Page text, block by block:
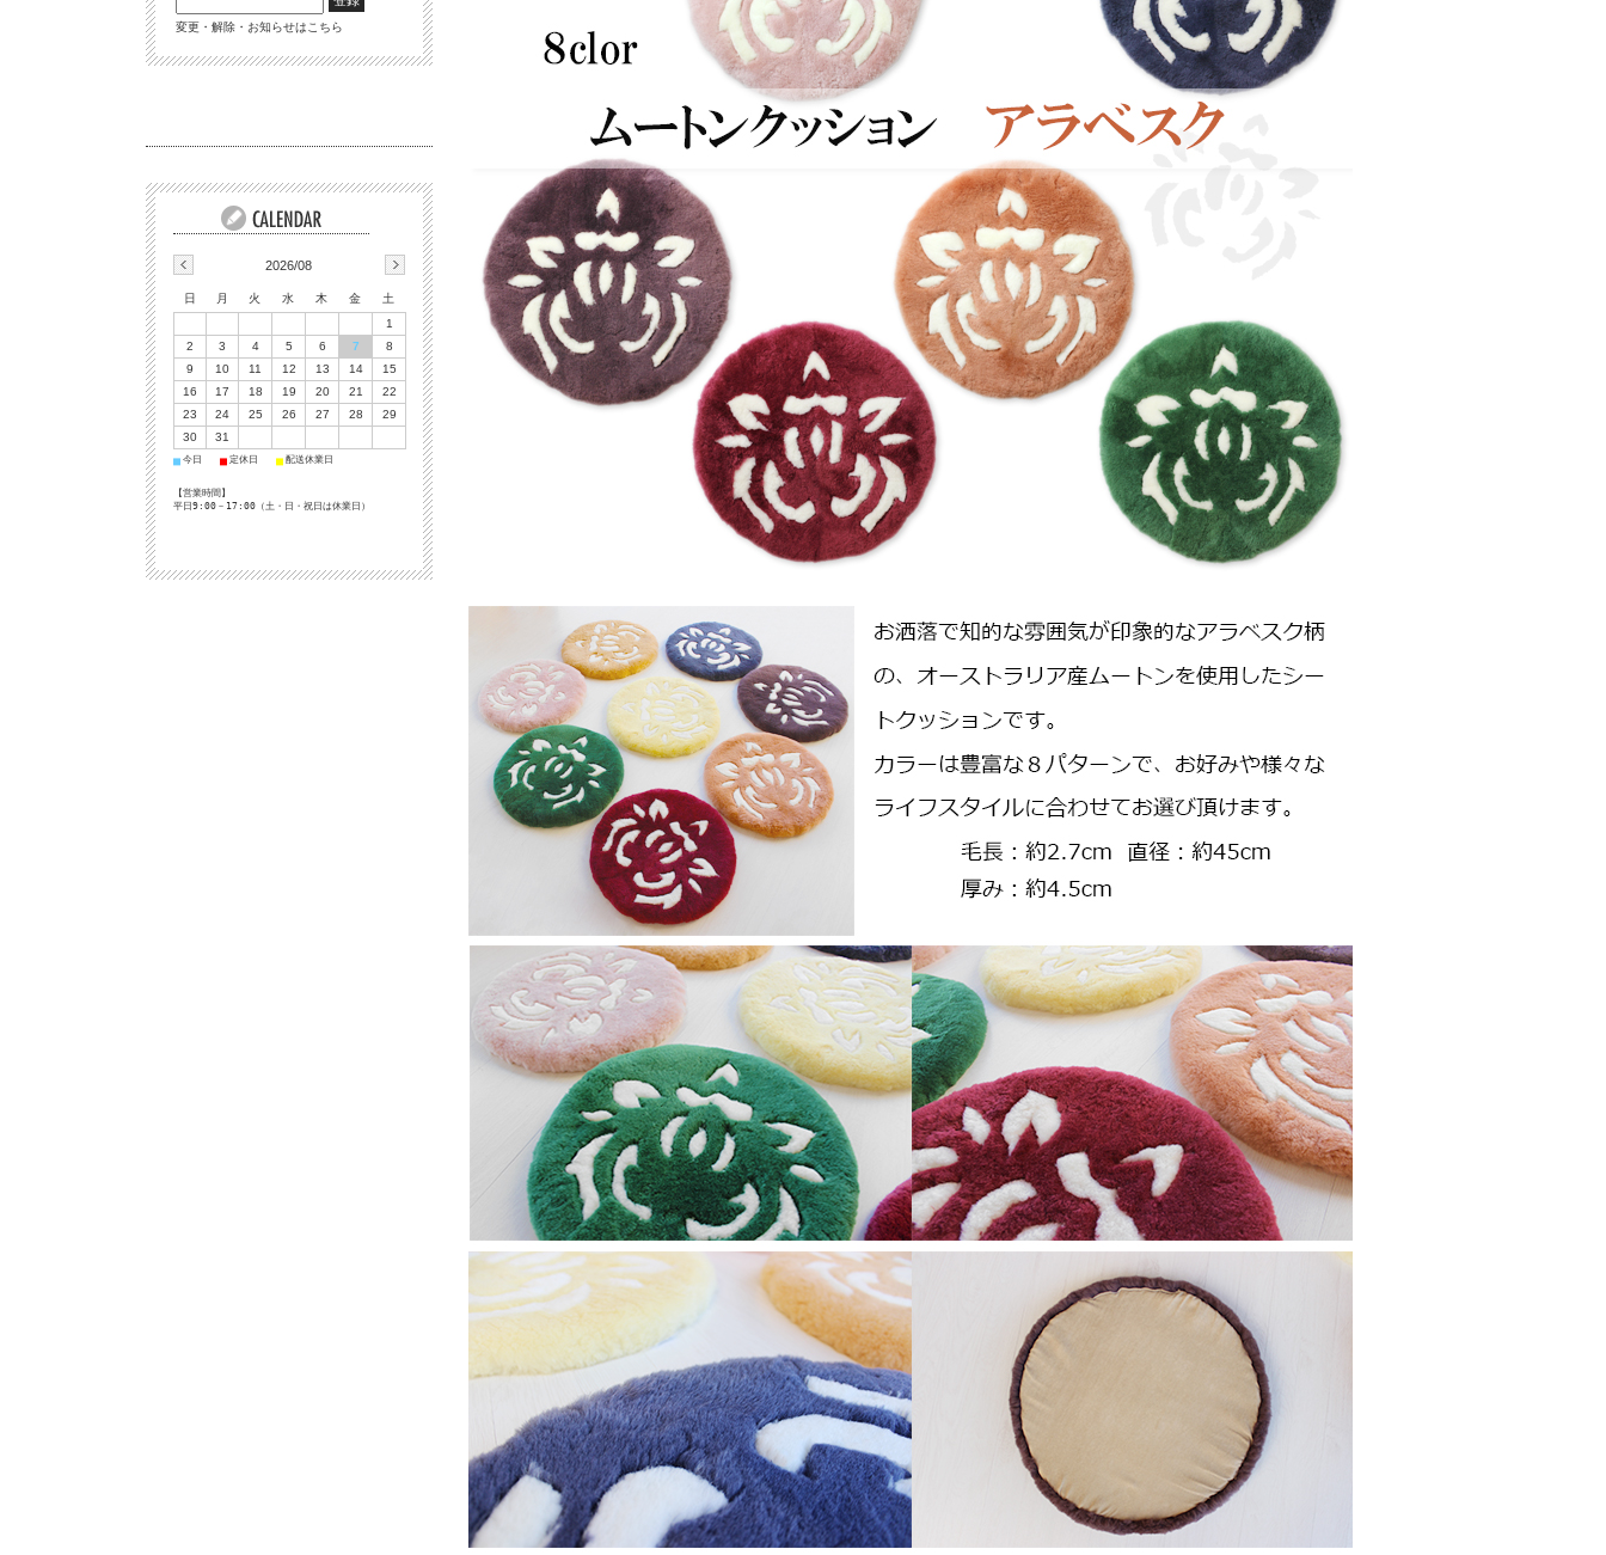
変更・解除・お知らせはこちら
2026/08
日 月 火 水 木 金
土
1
2
3 4 5 6 7
8
9
10 11 12 13 14
15
16
17 18 19 20 21
22
23
24 25 26 27 28
29
30
31
■ 今日 ■ 定休日 ■ 配送休業日
【営業時間】
平日9:00－17:00（土・日・祝日は休業日）